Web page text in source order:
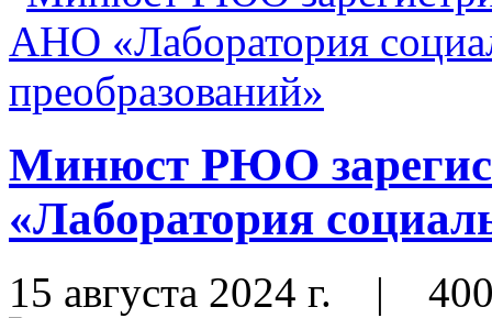
Минюст РЮО
«Лаборатория
15 августа 2024 г. |